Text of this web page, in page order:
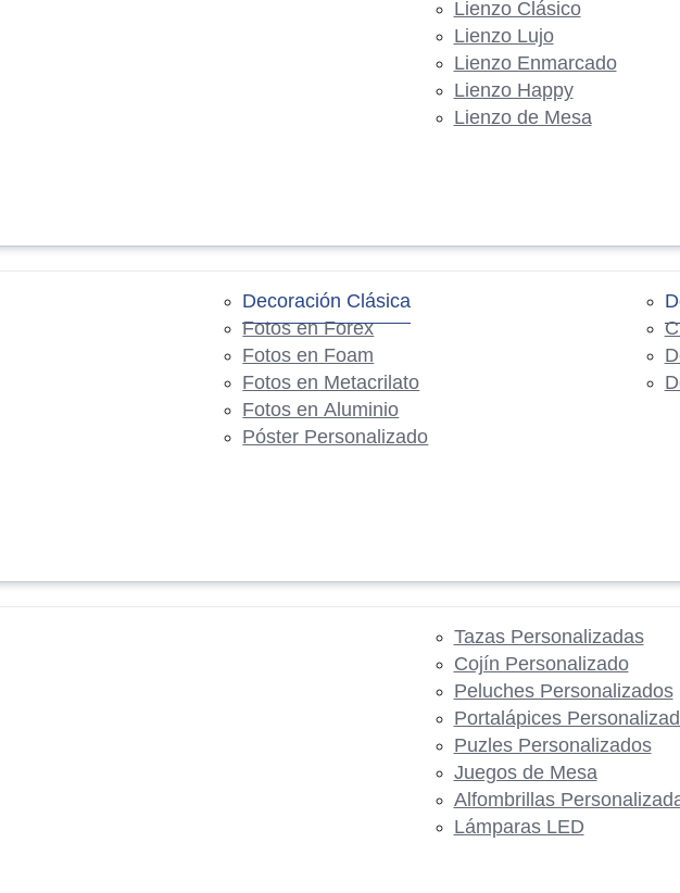
Lienzo Clásico
Lienzo Lujo
Lienzo Enmarcado
Lienzo Happy
Lienzo de Mesa
Decoración Clásica
Fotos en Forex
Fotos en Foam
Fotos en Metacrilato
Fotos en Aluminio
Póster Personalizado
Tazas Personalizadas
Cojín Personalizado
Peluches Personalizados
Portalápices
Puzles Personalizados
Juegos de Mesa
Alfombrillas
Lámparas LED